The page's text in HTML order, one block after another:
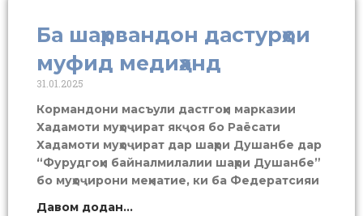
Ба шаҳрвандон дастурҳои
муфид медиҳанд
31.01.2025
Кормандони масъули дастгоҳи марказии
Хадамоти муҳоҷират якҷоя бо Раёсати
Хадамоти муҳоҷират дар шаҳри Душанбе дар
“Фурудгоҳи байналмилалии шаҳри Душанбе”
бо муҳоҷирони меҳнатие, ки ба Федератсияи
Давом додан...